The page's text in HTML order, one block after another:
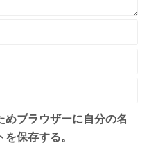
めブラウザーに自分の名
保存する。